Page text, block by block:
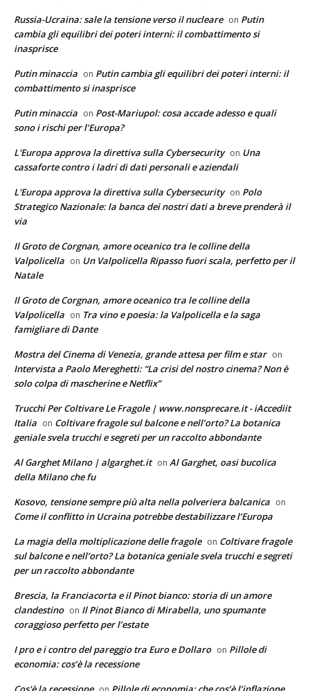
Russia-Ucraina: sale la tensione verso il nucleare on Putin
cambia gli equilibri dei poteri interni: il combattimento si
inasprisce
Putin minaccia on Putin cambia gli equilibri dei poteri interni: il
combattimento si inasprisce
Putin minaccia on Post-Mariupol: cosa accade adesso e quali
sono i rischi per l’Europa?
L'Europa approva la direttiva sulla Cybersecurity on Una
cassaforte contro i ladri di dati personali e aziendali
L'Europa approva la direttiva sulla Cybersecurity on Polo
Strategico Nazionale: la banca dei nostri dati a breve prenderà il
via
Il Groto de Corgnan, amore oceanico tra le colline della
Valpolicella on Un Valpolicella Ripasso fuori scala, perfetto per il
Natale
Il Groto de Corgnan, amore oceanico tra le colline della
Valpolicella on Tra vino e poesia: la Valpolicella e la saga
famigliare di Dante
Mostra del Cinema di Venezia, grande attesa per film e star on
Intervista a Paolo Mereghetti: “La crisi del nostro cinema? Non è
solo colpa di mascherine e Netflix”
Trucchi Per Coltivare Le Fragole | www.nonsprecare.it - iAccediit
Italia on Coltivare fragole sul balcone e nell’orto? La botanica
geniale svela trucchi e segreti per un raccolto abbondante
Al Garghet Milano | algarghet.it on Al Garghet, oasi bucolica
della Milano che fu
Kosovo, tensione sempre più alta nella polveriera balcanica on
Come il conflitto in Ucraina potrebbe destabilizzare l’Europa
La magia della moltiplicazione delle fragole on Coltivare fragole
sul balcone e nell’orto? La botanica geniale svela trucchi e segreti
per un raccolto abbondante
Brescia, la Franciacorta e il Pinot bianco: storia di un amore
clandestino on Il Pinot Bianco di Mirabella, uno spumante
coraggioso perfetto per l’estate
I pro e i contro del pareggio tra Euro e Dollaro on Pillole di
economia: cos’è la recessione